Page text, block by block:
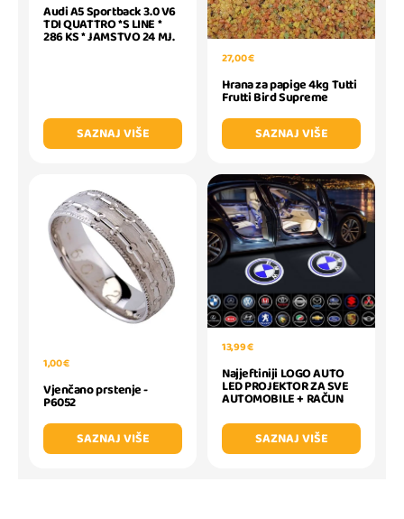
Audi A5 Sportback 3.0 V6
TDI QUATTRO *S LINE *
286 KS * JAMSTVO 24 MJ.
SAZNAJ VIŠE
27,00 €
Hrana za papige 4kg Tutti
Frutti Bird Supreme
SAZNAJ VIŠE
1,00 €
Vjenčano prstenje -
P6052
SAZNAJ VIŠE
13,99 €
Najjeftiniji LOGO AUTO
LED PROJEKTOR ZA SVE
AUTOMOBILE + RAČUN
SAZNAJ VIŠE